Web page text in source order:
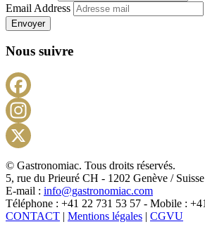
Email Address
Envoyer
Nous suivre
X
© Gastronomiac. Tous droits réservés.
5, rue du Prieuré CH - 1202 Genève / Suisse
E-mail : info@gastronomiac.com
Téléphone : +41 22 731 53 57 - Mobile :
CONTACT | Mentions légales | CGVU